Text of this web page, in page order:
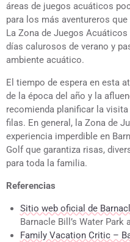
áreas de juegos acuáticos
para los más aventureros
La Zona de Juegos
días calurosos de verano y
ambiente acuático.
El tiempo de espera en esta
de la época del año y la
recomienda planificar la
filas. En general, la Zona de
experiencia imperdible en
Golf que garantiza risas,
para toda la familia.
Referencias
Sitio web oficial de
Barnacle Bill’s Water Park
Family Vacation Critic –